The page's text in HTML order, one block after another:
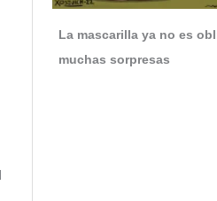
La mascarilla ya no es
muchas sorpresas